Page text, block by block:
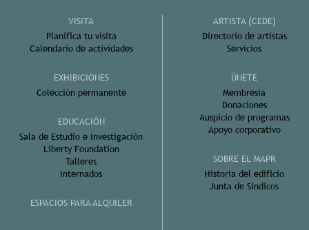
VISITA
Planifica tu visita
Calendario de actividades
EXHIBICIONES
Colección permanente
EDUCACIÓN
Sala de Estudio e Investigación
Liberty Foundation
Talleres
Internados
ESPACIOS PARA ALQUILER
ARTISTA (CEDE)
Directorio de artistas
Servicios
ÚNETE
Membresía
Donaciones
Auspicio de programas
Apoyo corporativo
SOBRE EL MAPR
Historia del edificio
Junta de Síndicos